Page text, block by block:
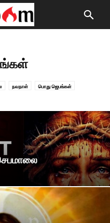
நவநாள் பொது ஜெபங்கள்